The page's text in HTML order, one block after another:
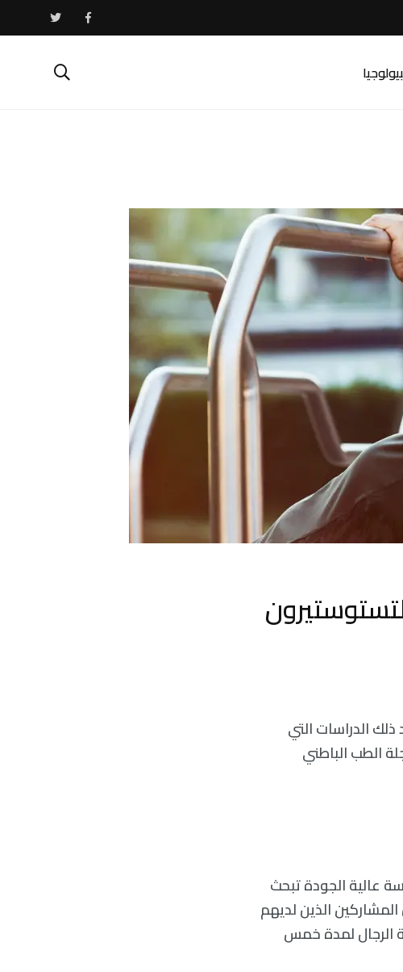
الدراسات التي
الطب الباطني
من جامعة غرب استراليا في هذه الدراسة نتائج 11 دراسة عالية الجودة تبحث
الذين لديهم
الرجال لمدة خمس